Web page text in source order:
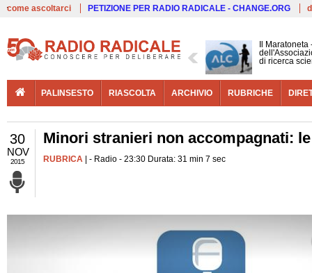
come ascoltarci PETIZIONE PER RADIO RADICALE - CHANGE.ORG
Il
di ricerca
PALINSESTO RIASCOLTA ARCHIVIO RUBRICHE
30
NOV
2015
Minori stranieri non accompagnati:
RUBRICA | - Radio - 23:30 Durata: 31 min 7 sec